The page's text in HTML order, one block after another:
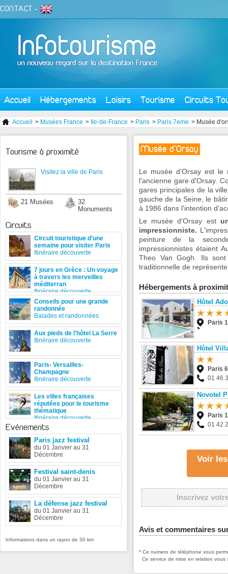
CONTACT -
Accueil Hébergements Loisirs Tourisme Circuits
Accueil > Musées France > Ile-de-France > Paris > Paris 7eme > Musée
Musée d'Orsay
Le musée d'Orsay est le
l'ancienne gare d'Orsay.
gares principales de la
gauche de la Seine, le
à 1986 dans l'intention
Le musée d'Orsay est
impressionniste.
peinture de la
impressionnistes étaient
Theo Van Gogh. Ils
traditionnelle de
Hébergements à
Hôtel
Paris
Hôtel
Paris
01 46
Novotel
Paris
01 42
Voir
Inscrivez
Avis et commentaires
* Ce numero de téléphone vous
Ce service de mise en relation
Tourisme à proximité
Visitez la ville de Paris
21 Musées
32
Monuments
Circuits
Circuit touristique d'une
semaine pour visiter Paris
Itinéraire découverte
7 jours en Grèce : Un voyage
à travers les merveilles
méditerran
Itinéraire découverte
Conseils pour une grande
randonnée
Balades et randonnées
Aux pieds de l'hôtel La Serre
Itinéraire découverte
Paris- Versailles-
Champagne
Itinéraire découverte
Les villes françaises
réputées pour le tourisme
thématique
Itinéraire découverte
Evénements
Paris jazz festival
du 01 Janvier au 31
Décembre
Festival saint-denis
du 01 Janvier au 31
Décembre
La défense jazz festival
du 01 Janvier au 31
Décembre
Informations dans un rayon de 30 km